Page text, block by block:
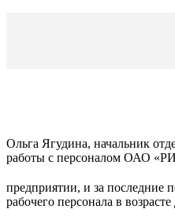
Ольга Ягудина, начальник
работы с персоналом ОАО
предприятии, и за последние
рабочего персонала в возрасте